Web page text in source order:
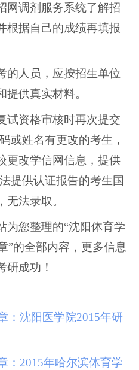
网调剂服务系统了解招
根据自己的成绩再填报
人员，应按招生单位
供真实材料。
资格审核时再次提交
或姓名有更改的考生，
更改学信网信息，提供
提供认证报告的考生国
法录取。
为您整理的“沈阳体育学
”的全部内容，更多信息
研成功！
：沈阳医学院2015年研
：2015年哈尔滨体育学